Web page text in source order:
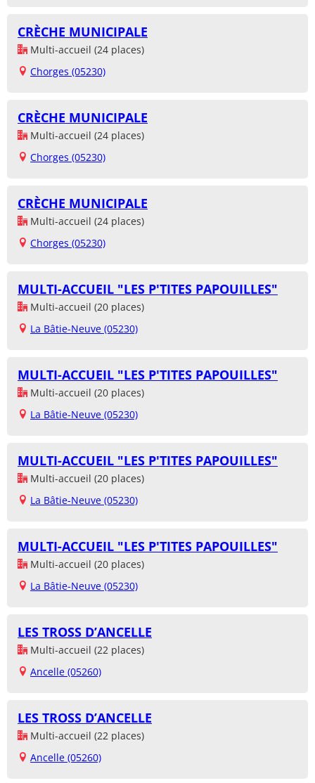
CRÈCHE MUNICIPALE
Multi-accueil (24 places)
Chorges (05230)
CRÈCHE MUNICIPALE
Multi-accueil (24 places)
Chorges (05230)
CRÈCHE MUNICIPALE
Multi-accueil (24 places)
Chorges (05230)
MULTI-ACCUEIL "LES P'TITES PAPOUILLES"
Multi-accueil (20 places)
La Bâtie-Neuve (05230)
MULTI-ACCUEIL "LES P'TITES PAPOUILLES"
Multi-accueil (20 places)
La Bâtie-Neuve (05230)
MULTI-ACCUEIL "LES P'TITES PAPOUILLES"
Multi-accueil (20 places)
La Bâtie-Neuve (05230)
MULTI-ACCUEIL "LES P'TITES PAPOUILLES"
Multi-accueil (20 places)
La Bâtie-Neuve (05230)
LES TROSS D’ANCELLE
Multi-accueil (22 places)
Ancelle (05260)
LES TROSS D’ANCELLE
Multi-accueil (22 places)
Ancelle (05260)